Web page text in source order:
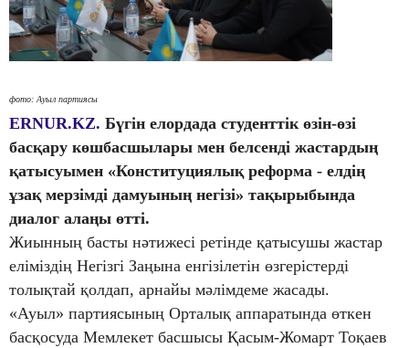
фото: Ауыл партиясы
ERNUR.KZ. Бүгін елордада студенттік өзін-өзі
басқару көшбасшылары мен белсенді жастардың
қатысуымен «Конституциялық реформа - елдің
ұзақ мерзімді дамуының негізі» тақырыбында
диалог алаңы өтті.
Жиынның басты нәтижесі ретінде қатысушы жастар
еліміздің Негізгі Заңына енгізілетін өзгерістерді
толықтай қолдап, арнайы мәлімдеме жасады.
«Ауыл» партиясының Орталық аппаратында өткен
басқосуда Мемлекет басшысы Қасым-Жомарт Тоқаев